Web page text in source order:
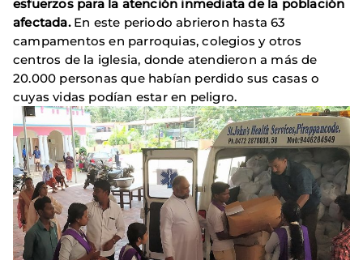
esfuerzos para la atención inmediata de la población
afectada. En este periodo abrieron hasta 63
campamentos en parroquias, colegios y otros
centros de la iglesia, donde atendieron a más de
20.000 personas que habían perdido sus casas o
cuyas vidas podían estar en peligro.